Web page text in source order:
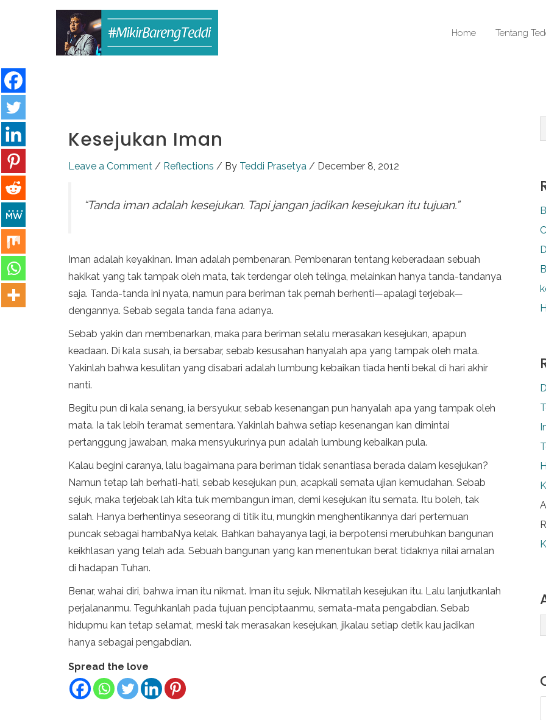
Home Tentang
Kesejukan Iman
Leave a Comment / Reflections / By Teddi Prasetya / December 8, 2012
“Tanda iman adalah kesejukan. Tapi jangan jadikan kesejukan itu tujuan.”
Iman adalah keyakinan. Iman adalah pembenaran. Pembenaran tentang keberadaan sebuah
hakikat yang tak tampak oleh mata, tak terdengar oleh telinga, melainkan hanya tanda-tandanya
saja. Tanda-tanda ini nyata, namun para beriman tak pernah berhenti—apalagi terjebak—
dengannya. Sebab segala tanda fana adanya.
Sebab yakin dan membenarkan, maka para beriman selalu merasakan kesejukan, apapun
keadaan. Di kala susah, ia bersabar, sebab kesusahan hanyalah apa yang tampak oleh mata.
Yakinlah bahwa kesulitan yang disabari adalah lumbung kebaikan tiada henti bekal di hari akhir
nanti.
Begitu pun di kala senang, ia bersyukur, sebab kesenangan pun hanyalah apa yang tampak oleh
mata. Ia tak lebih teramat sementara. Yakinlah bahwa setiap kesenangan kan dimintai
pertanggung jawaban, maka mensyukurinya pun adalah lumbung kebaikan pula.
Kalau begini caranya, lalu bagaimana para beriman tidak senantiasa berada dalam kesejukan?
Namun tetap lah berhati-hati, sebab kesejukan pun, acapkali semata ujian kemudahan. Sebab
sejuk, maka terjebak lah kita tuk membangun iman, demi kesejukan itu semata. Itu boleh, tak
salah. Hanya berhentinya seseorang di titik itu, mungkin menghentikannya dari pertemuan
puncak sebagai hambaNya kelak. Bahkan bahayanya lagi, ia berpotensi merubuhkan bangunan
keikhlasan yang telah ada. Sebuah bangunan yang kan menentukan berat tidaknya nilai amalan
di hadapan Tuhan.
Benar, wahai diri, bahwa iman itu nikmat. Iman itu sejuk. Nikmatilah kesejukan itu. Lalu lanjutkanlah
perjalananmu. Teguhkanlah pada tujuan penciptaanmu, semata-mata pengabdian. Sebab
hidupmu kan tetap selamat, meski tak merasakan kesejukan, jikalau setiap detik kau jadikan
hanya sebagai pengabdian.
Spread the love